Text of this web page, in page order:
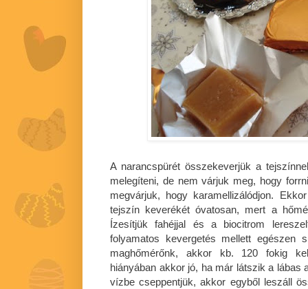
A narancspürét összekeverjük a
melegíteni, de nem várjuk meg, hogy
megvárjuk, hogy karamellizálódjon.
tejszín keverékét óvatosan, mert a
Ízesítjük fahéjjal és a biocitrom
folyamatos kevergetés mellett
maghőmérőnk, akkor kb. 120 fokig
hiányában akkor jó, ha már látszik a lábas
vízbe cseppentjük, akkor egyből leszáll